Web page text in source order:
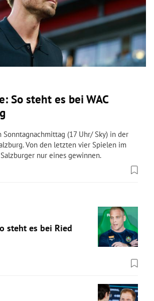
So steht es bei WAC
Sonntagnachmittag (17 Uhr/ Sky) in der
Von den letzten vier Spielen im
nur eines gewinnen.
steht es bei Ried